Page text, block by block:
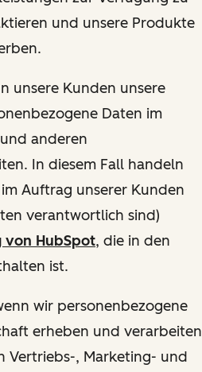
und unsere Produkte
unsere Kunden unsere
Daten im
anderen
In diesem Fall handeln
Auftrag unserer Kunden
verantwortlich sind)
von HubSpot, die in den
ist.
wir personenbezogene
erheben und verarbeiten
Vertriebs-, Marketing- und